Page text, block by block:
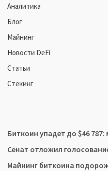
Аналитика
Блог
Майнинг
Новости DeFi
Статьи
Стекинг
Биткоин упадет до $46
Сенат отложил
Майнинг биткоина